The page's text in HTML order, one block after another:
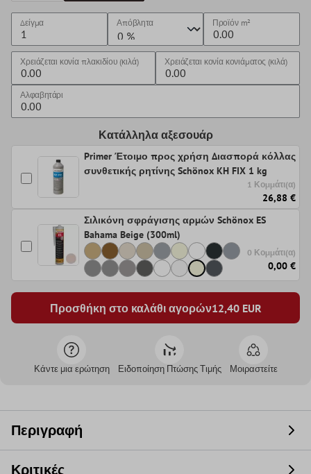
Δείγμα Απόβλητα Προϊόνm²
Χρειάζεται κονία πλακιδίου (κιλά) Χρειάζεται κονία κονιάματος (κιλά)
Αλφαβητάρι
Κατάλληλα αξεσουάρ
Primer Έτοιμο προς χρήση Διασπορά κόλλας
συνθετικής ρητίνης Schönox KH FIX 1 kg
1 Κομμάτι(α)
26,88 €
Σιλικόνη σφράγισης αρμών Schönox ES
Bahama Beige (300ml)
0 Κομμάτι(α)
0,00 €
Προσθήκη στο καλάθι αγορών12,40EUR
Κάντε μια ερώτηση Ειδοποίηση Πτώσης Τιμής Μοιραστείτε
Περιγραφή
Κριτικές